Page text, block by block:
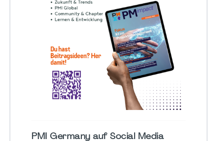
PMI Germany auf Social Media